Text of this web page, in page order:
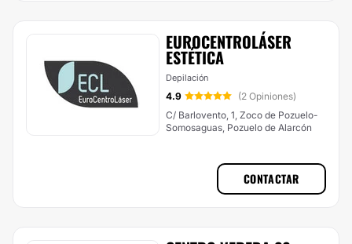
EUROCENTROLÁSER
ESTÉTICA
Depilación
4.9
(2 Opiniones)
C/ Barlovento, 1, Zoco de Pozuelo-
Somosaguas, Pozuelo de Alarcón
CONTACTAR